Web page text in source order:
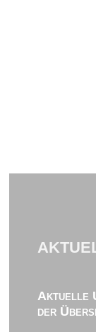
Aktuelle
der